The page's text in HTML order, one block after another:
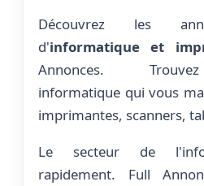
Découvrez les
d'informatique et
Annonces.
informatique qui vous
imprimantes, scanners,
Le secteur de
rapidement. Full